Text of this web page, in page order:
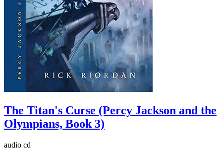
The Titan's Curse (Percy Jackson and the
Olympians, Book 3)
audio cd